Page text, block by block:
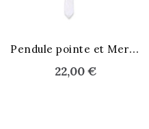
P
endule pointe et Merkaba
22,00 €